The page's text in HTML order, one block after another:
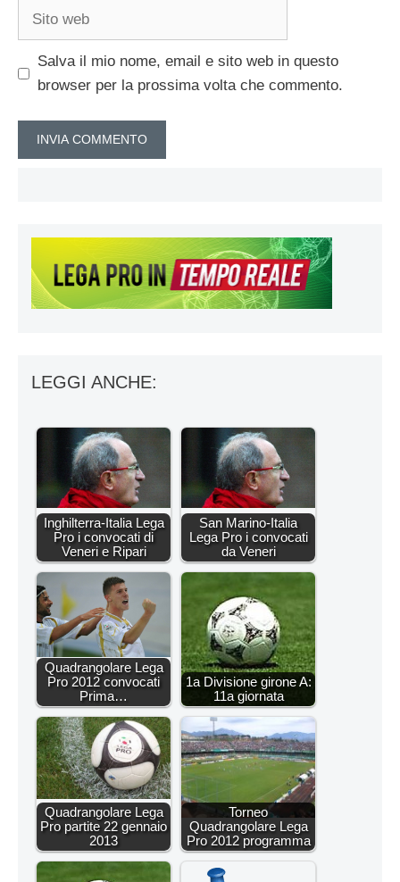
Sito
Salva il mio nome, email e sito web in questo
browser per la prossima volta che commento.
LEGGI ANCHE:
Inghilterra-Italia Lega
Pro i convocati di
Veneri e Ripari
San Marino-Italia
Lega Pro i convocati
da Veneri
Quadrangolare Lega
Pro 2012 convocati
Prima…
1a Divisione girone A:
11a giornata
Quadrangolare Lega
Pro partite 22 gennaio
2013
Torneo
Quadrangolare Lega
Pro 2012 programma